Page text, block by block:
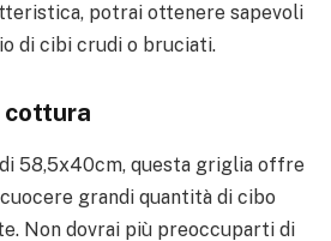
potrai ottenere sapevoli
di cibi crudi o bruciati.
cottura
58,5x40cm, questa griglia offre
grandi quantità di cibo
Non dovrai più preoccuparti di